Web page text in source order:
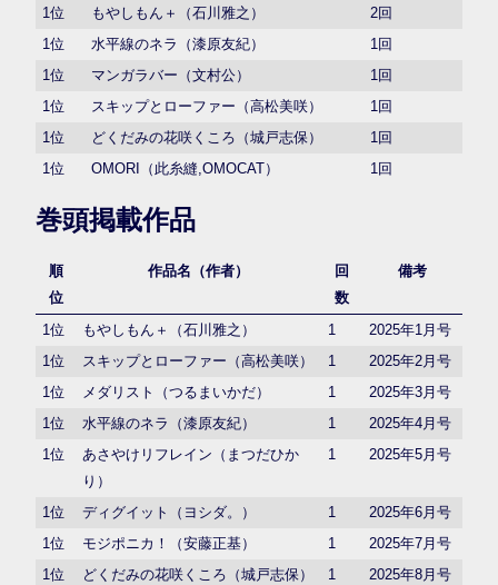
1位
もやしもん＋（石川雅之）
2回
1位
水平線のネラ（漆原友紀）
1回
1位
マンガラバー（文村公）
1回
1位
スキップとローファー（高松美咲）
1回
1位
どくだみの花咲くころ（城戸志保）
1回
1位
OMORI（此糸縫,OMOCAT） 1回
巻頭掲載作品
順
位
作品名（作者）
回
数
備考
1位 もやしもん＋（石川雅之） 1
2025年1月号
1位
スキップとローファー（高松美咲） 1
2025年2月号
1位
メダリスト（つるまいかだ） 1
2025年3月号
1位
水平線のネラ（漆原友紀） 1
2025年4月号
1位
あさやけリフレイン（まつだひか
り）
1 2025年5月号
1位 ディグイット（ヨシダ。） 1
2025年6月号
1位
モジポニカ！（安藤正基） 1
2025年7月号
1位
どくだみの花咲くころ（城戸志保） 1
2025年8月号